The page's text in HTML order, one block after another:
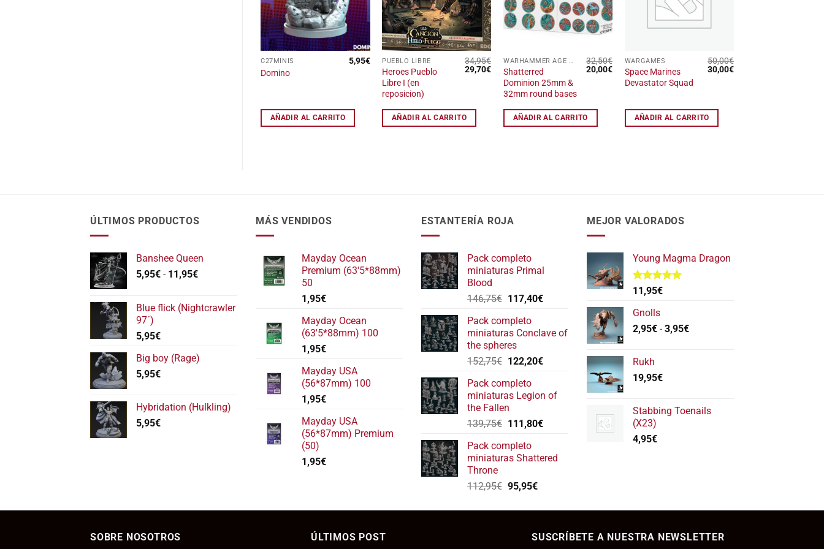
deseos
C27MINIS
Domino
5,95€
AÑADIR AL CARRITO
deseos
PUEBLO LIBRE
Heroes Pueblo
Libre I (en
reposicion)
34,95€
El
29,70€El
precio
actual
AÑADIR AL CARRITO
deseos
WARHAMMER AGE OF SIGMAR
Shatterred
Dominion 25mm &
32mm round bases
32,50€
El
20,00€El
precio
actual
AÑADIR AL CARRITO
WARGAMES
Space Marines
Devastator Squad
50,00€
El
30,00€El
AÑADIR AL CARRITO
ÚLTIMOS PRODUCTOS
Banshee Queen
5,95€ - 11,95€Rango
desde
Blue flick (Nightcrawler
97´)
5,95€
Big boy (Rage)
5,95€
Hybridation (Hulkling)
5,95€
MÁS VENDIDOS
Mayday Ocean
Premium (63'5*88mm)
50
1,95€
Mayday Ocean
(63'5*88mm) 100
1,95€
Mayday USA
(56*87mm) 100
1,95€
Mayday USA
(56*87mm) Premium
(50)
1,95€
ESTANTERÍA ROJA
Pack completo
miniaturas Primal
Blood
146,75€ El
original
era:
146,75€.
117,40€El
es:
Pack completo
miniaturas Conclave of
the spheres
152,75€ El
original
era:
152,75€.
122,20€El
es:
Pack completo
miniaturas Legion of
the Fallen
139,75€ El
original
era:
111,80€El
es:
Pack completo
miniaturas Shattered
Throne
112,95€ El
original
112,95€.
95,95€El
actual
95,95€.
MEJOR VALORADOS
Young Magma Dragon
Valorado
con
de 5
11,95€
Gnolls
2,95€ - 3,95€Rango
3,95€
Rukh
19,95€
Stabbing Toenails
(X23)
4,95€
SOBRE NOSOTROS ÚLTIMOS POST SUSCRÍBETE A NUESTRA NEWSLETTER